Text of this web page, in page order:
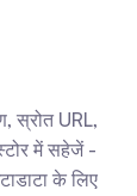
स्रोत URL,
में सहेजें -
के लिए